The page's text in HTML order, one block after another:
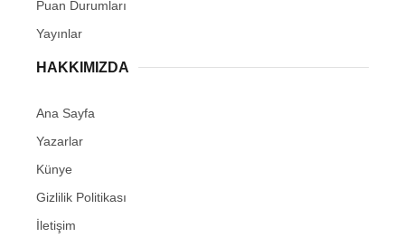
Puan Durumları
Yayınlar
HAKKIMIZDA
Ana Sayfa
Yazarlar
Künye
Gizlilik Politikası
İletişim